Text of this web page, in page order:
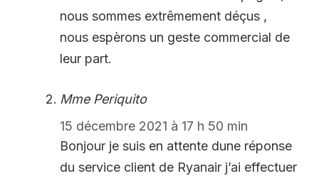
nous sommes extrêmement déçus ,
nous espèrons un geste commercial de
leur part.
Mme Periquito
15 décembre 2021 à 17 h 50 min
Bonjour je suis en attente dune réponse
du service client de Ryanair j’ai effectuer